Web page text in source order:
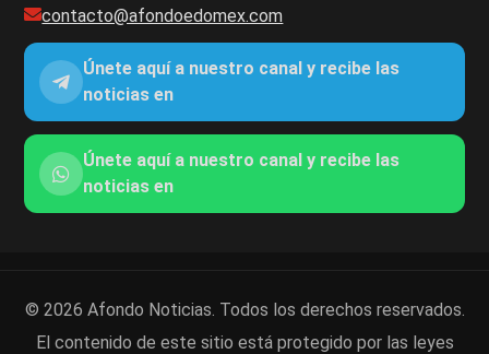
contacto@afondoedomex.com
Únete aquí a nuestro canal y recibe las
noticias en
Únete aquí a nuestro canal y recibe las
noticias en
© 2026 Afondo Noticias. Todos los derechos reservados.
El contenido de este sitio está protegido por las leyes